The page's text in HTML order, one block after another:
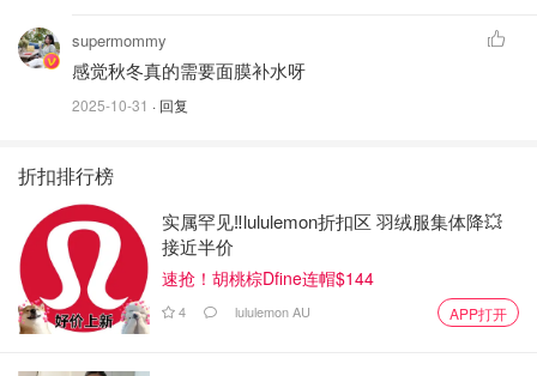
supermommy
感觉秋冬真的需要面膜补水呀
2025-10-31 · 回复
折扣排行榜
实属罕见‼️lululemon折扣区 羽绒服集体降💥
接近半价
速抢！胡桃棕Dfine连帽$144
4 lululemon AU APP打开